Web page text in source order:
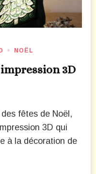
NOËL
3D
fêtes de Noël,
3D qui
à la décoration de